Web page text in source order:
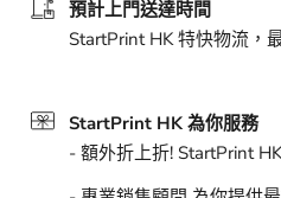
知。
預計上門送達時間
StartPrint HK 特快物流，